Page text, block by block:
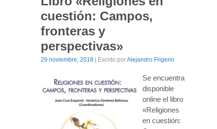
cuestión: Campos,
fronteras y
perspectivas»
29 noviembre, 2018 | Escrito porAlejandro Frigerio
Se encuentra
disponible
online el libro
«Religiones
en cuestión: